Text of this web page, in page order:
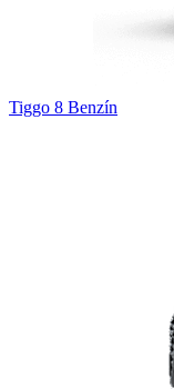
Tiggo 8 Benzín